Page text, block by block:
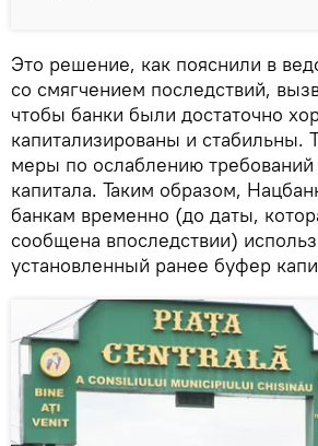
Это решение, как пояснили в
со смягчением последствий,
чтобы банки были достаточно
капитализированы и стабильны.
меры по ослаблению
капитала. Таким образом,
банкам временно (до даты,
сообщена впоследствии)
установленный ранее буфер